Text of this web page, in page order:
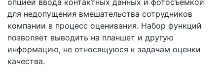
для недопущения вмешательства сотрудников
компании в процесс оценивания. Набор функций
позволяет выводить на планшет и другую
информацию, не относящуюся к задачам оценки
качества.